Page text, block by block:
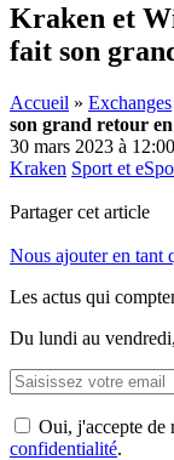
Kraken et
fait son
Accueil » Exchanges
son grand retour
30 mars 2023 à 12:00
Kraken Sport et
Partager cet article
Nous ajouter en tant
Les actus qui
Du lundi au
Oui, j'accepte de
confidentialité.